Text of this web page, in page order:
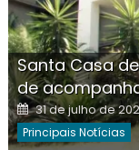
Santa Casa
de
Posted
on
31 de julho de
Principais Notícias